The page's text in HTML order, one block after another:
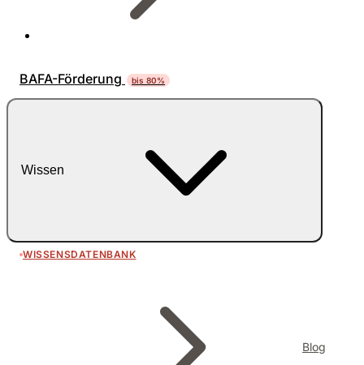
BAFA-Förderung bis 80%
Wissen
WISSENSDATENBANK
Blog